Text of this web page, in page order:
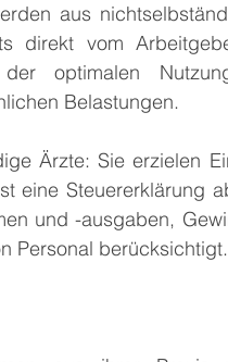
aus
direkt vom
optimalen
Belastungen.
Ärzte: Sie erzielen
eine Steuererklärung
und -ausgaben,
Personal berücksichtigt.